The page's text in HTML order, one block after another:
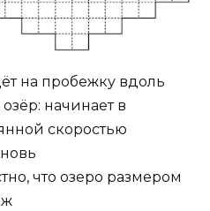
на пробежку вдоль
начинает в
скоростью
что озеро размером